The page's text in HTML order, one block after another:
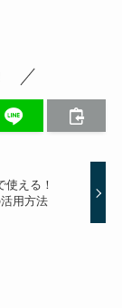
使える！
用方法